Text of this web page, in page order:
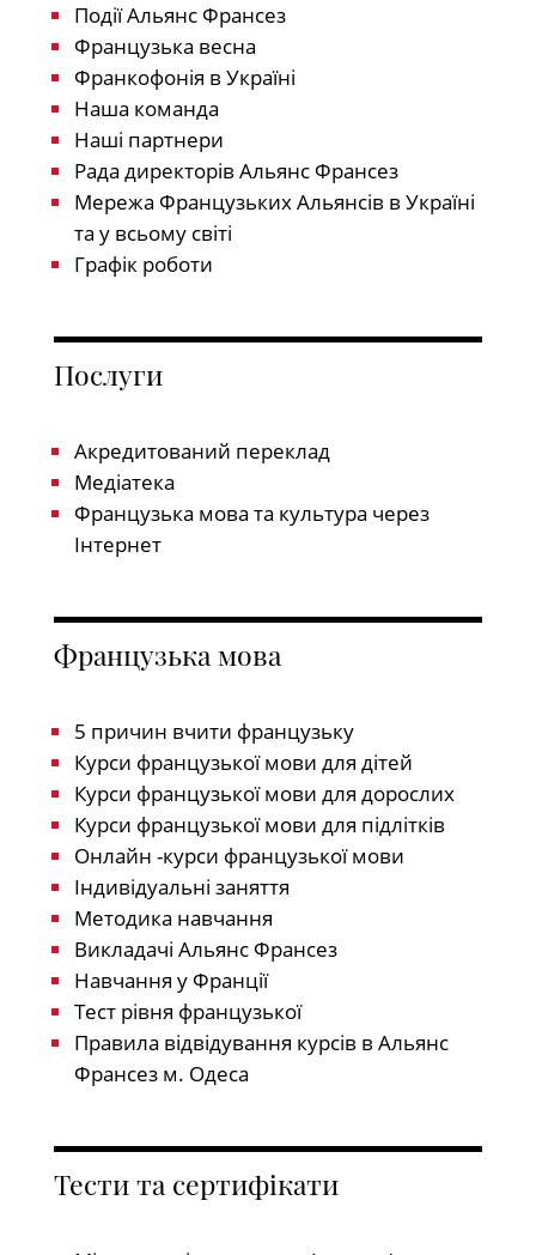
Події Альянс Франсез
Французька весна
Франкофонія в Україні
Наша команда
Наші партнери
Рада директорів Альянс Франсез
Мережа Французьких Альянсів в Україні
та у всьому світі
Графік роботи
Послуги
Акредитований переклад
Медіатека
Французька мова та культура через
Інтернет
Французька мова
5 причин вчити французьку
Курси французької мови для дітей
Курси французької мови для дорослих
Курси французької мови для підлітків
Онлайн -курси французької мови
Індивідуальні заняття
Методика навчання
Викладачі Альянс Франсез
Навчання у Франції
Тест рівня французької
Правила відвідування курсів в Альянс
Франсез м. Одеса
Тести та сертифікати